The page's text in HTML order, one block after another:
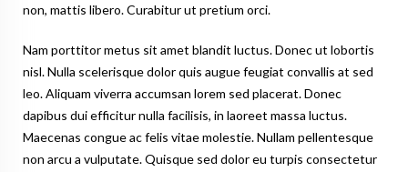
non, mattis libero. Curabitur ut pretium orci.
Nam porttitor metus sit amet blandit luctus. Donec ut lobortis
nisl. Nulla scelerisque dolor quis augue feugiat convallis at sed
leo. Aliquam viverra accumsan lorem sed placerat. Donec
dapibus dui efficitur nulla facilisis, in laoreet massa luctus.
Maecenas congue ac felis vitae molestie. Nullam pellentesque
non arcu a vulputate. Quisque sed dolor eu turpis consectetur